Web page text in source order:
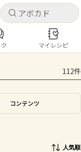
キャ
できます
キャ
コンテンツ
うもろこし
ピーマン
マイレシピ
112件
コンテンツ
人気順